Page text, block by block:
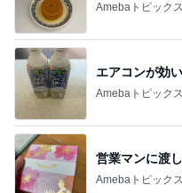
Amebaトピックス
エアコンが効
Amebaトピックス
営業マンに渡
Amebaトピックス